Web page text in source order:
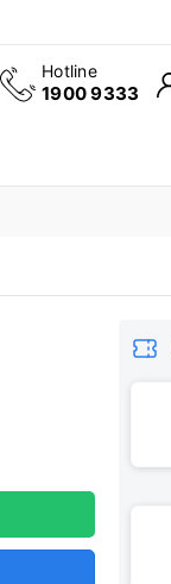
Hotline
1900 9333